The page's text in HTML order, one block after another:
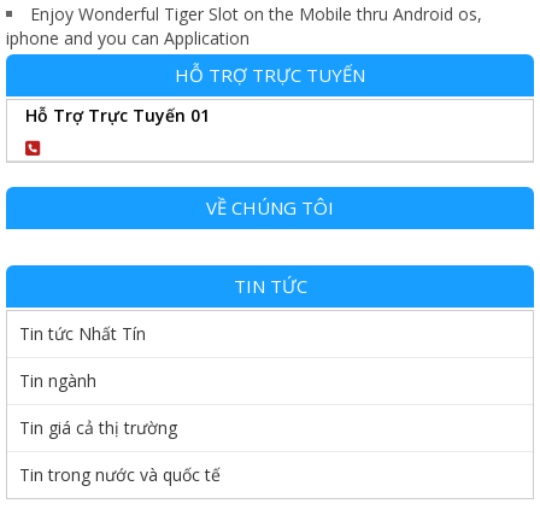
Enjoy Wonderful Tiger Slot on the Mobile thru Android os,
iphone and you can Application
HỖ TRỢ TRỰC TUYẾN
Hỗ Trợ Trực Tuyến 01
VỀ CHÚNG TÔI
TIN TỨC
Tin tức Nhất Tín
Tin ngành
Tin giá cả thị trường
Tin trong nước và quốc tế